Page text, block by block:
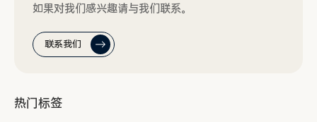
如果对我们感兴趣请与我们联系。
联系我们
热门标签